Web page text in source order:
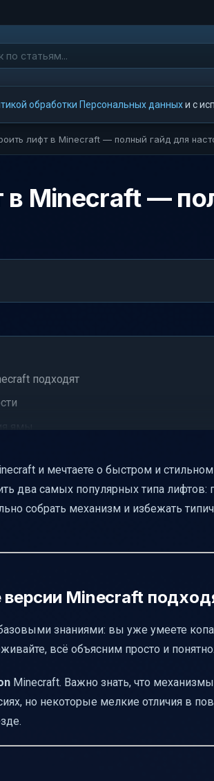
обработки Персональных данныхи с
лифт в Minecraft — полный гайд для
в Minecraft —
подходят
ямы
лифта
и мечтаете о быстром и
два самых популярных типа
собрать механизм и избежать
версии Minecraft
знаниями: вы уже умеете
всё объясним просто и понятно.
Minecraft. Важно знать, что
но некоторые мелкие отличия в